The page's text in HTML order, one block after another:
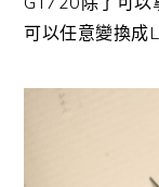
可以任意變換成